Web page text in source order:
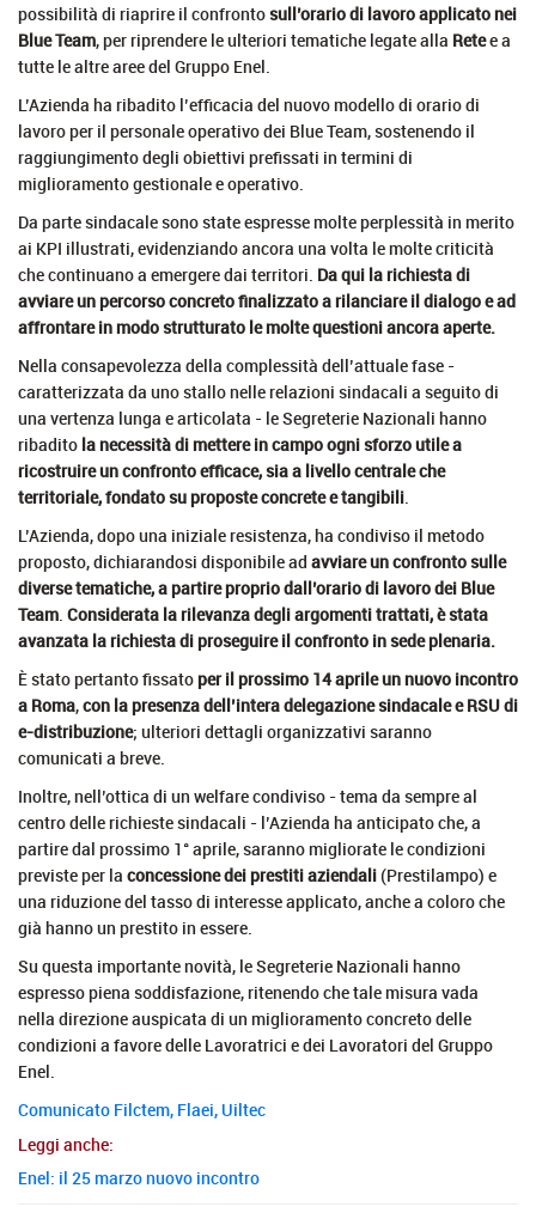
possibilità di riaprire il confrontosull’orario di lavoro applicato nei
Blue Team, per riprendere le ulteriori tematiche legate alla Retee a
tutte le altre aree del Gruppo Enel.
L’Azienda ha ribadito l’efficacia del nuovo modello di orario di
lavoro per il personale operativo dei Blue Team, sostenendo il
raggiungimento degli obiettivi prefissati in termini di
miglioramento gestionale e operativo.
Da parte sindacale sono state espresse molte perplessità in merito
ai KPI illustrati, evidenziando ancora una volta le molte criticità
che continuano a emergere dai territori. Da qui la richiesta di
avviare un percorso concreto finalizzato a rilanciare il dialogo e ad
affrontare in modo strutturato le molte questioni ancora aperte.
Nella consapevolezza della complessità dell’attuale fase -
caratterizzata da uno stallo nelle relazioni sindacali a seguito di
una vertenza lunga e articolata - le Segreterie Nazionali hanno
ribadito la necessità di mettere in campo ogni sforzo utile a
ricostruire un confronto efficace, sia a livello centrale che
territoriale, fondato su proposte concrete e tangibili
L’Azienda, dopo una iniziale resistenza, ha condiviso il metodo
proposto, dichiarandosi disponibile ad avviare un confronto sulle
diverse tematiche, a partire proprio dall’orario di lavoro dei Blue
Team Considerata la rilevanza degli argomenti trattati, è stata
avanzata la richiesta di proseguire il confronto in sede plenaria.
È stato pertanto fissatoper il prossimo 14 aprile un nuovo incontro
a Roma,con la presenza dell’intera delegazione sindacale e RSU di
e-distribuzione; ulteriori dettagli organizzativi saranno
comunicati a breve.
Inoltre, nell’ottica di un welfare condiviso - tema da sempre al
centro delle richieste sindacali - l’Azienda ha anticipato che, a
partire dal prossimo 1° aprile, saranno migliorate le condizioni
previste per la concessione dei prestiti aziendali (Prestilampo) e
una riduzione del tasso di interesse applicato, anche a coloro che
già hanno un prestito in essere.
Su questa importante novità, le Segreterie Nazionali hanno
espresso piena soddisfazione, ritenendo che tale misura vada
nella direzione auspicata di un miglioramento concreto delle
condizioni a favore delle Lavoratrici e dei Lavoratori del Gruppo
Enel.
Comunicato Filctem, Flaei, Uiltec
Leggi anche:
Enel: il 25 marzo nuovo incontro